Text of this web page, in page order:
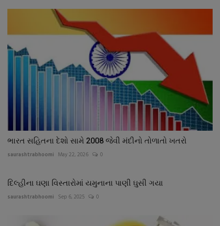
ભારત સહિતના દેશો સામે 2008 જેવી મંદીનો તોળાતો ખતરો
saurashtrabhoomi May 22, 2026 0
દિલ્હીના ઘણા વિસ્તારોમાં યમુનાના પાણી ઘુસી ગયા
saurashtrabhoomi Sep 6, 2025 0